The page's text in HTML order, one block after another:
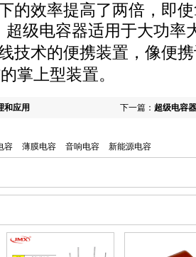
的效率提高了两倍，即
超级电容器适用于大功率
技术的便携装置，像便
掌上型装置。
下一篇： 超级电容
和应用
容 薄膜电容 音响电容 新能源电容